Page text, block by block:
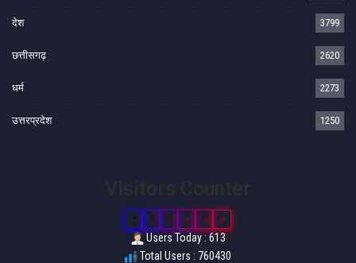
देश 3799
छत्तीसगढ़ 2620
धर्म 2273
उत्तरप्रदेश 1250
7 6 0 4 3 0
Users Today : 613
Total Users : 760430